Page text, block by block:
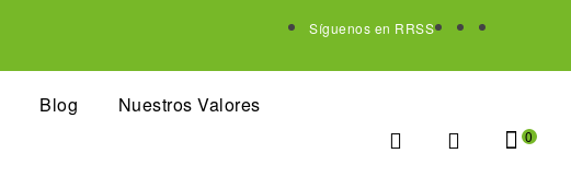
Síguenos en RRSS
Blog Nuestros Valores
0